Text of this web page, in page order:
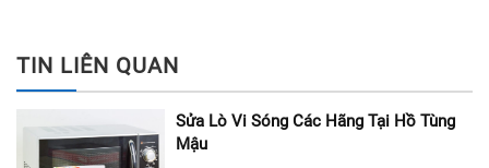
TIN LIÊN QUAN
Sửa Lò Vi Sóng Các Hãng Tại Hồ Tùng
Mậu